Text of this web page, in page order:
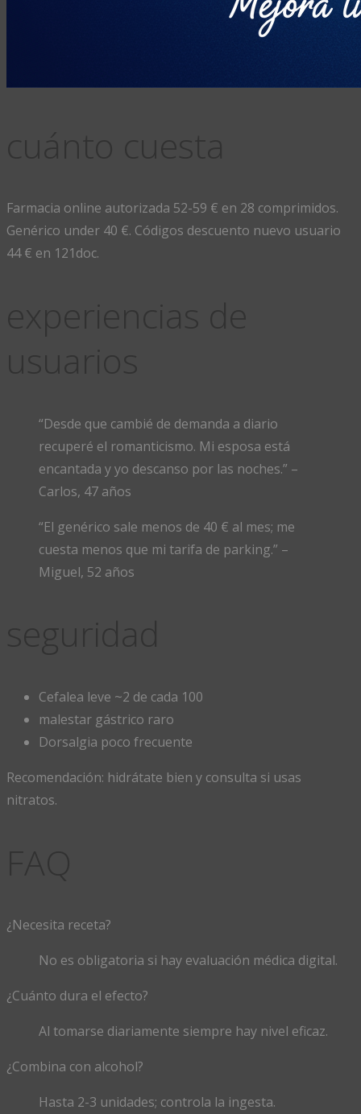
Farmacia online autorizada 52-59 € en 28 comprimidos.
Genérico under 40 €. Códigos descuento nuevo usuario
44 € en 121doc.
“Desde que cambié de demanda a diario
recuperé el romanticismo. Mi esposa está
encantada y yo descanso por las noches.” –
Carlos, 47 años
“El genérico sale menos de 40 € al mes; me
cuesta menos que mi tarifa de parking.” –
Miguel, 52 años
Cefalea leve ~2 de cada 100
malestar gástrico raro
Dorsalgia poco frecuente
Recomendación: hidrátate bien y consulta si usas
nitratos.
¿Necesita receta?
No es obligatoria si hay evaluación médica digital.
¿Cuánto dura el efecto?
Al tomarse diariamente siempre hay nivel eficaz.
¿Combina con alcohol?
Hasta 2-3 unidades; controla la ingesta.